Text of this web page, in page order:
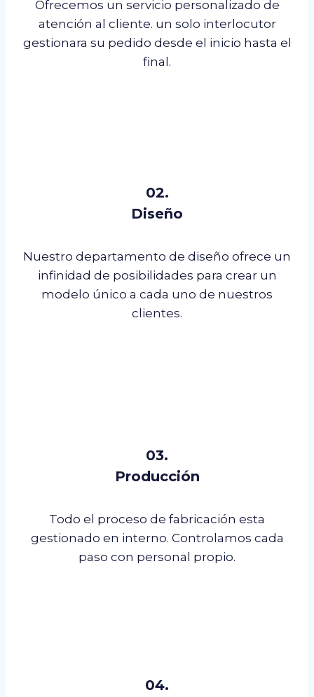
Ofrecemos un servicio personalizado de
atención al cliente. un solo interlocutor
gestionara su pedido desde el inicio hasta el
final.
02.
Diseño
Nuestro departamento de diseño ofrece un
infinidad de posibilidades para crear un
modelo único a cada uno de nuestros
clientes.
03.
Producción
Todo el proceso de fabricación esta
gestionado en interno. Controlamos cada
paso con personal propio.
04.